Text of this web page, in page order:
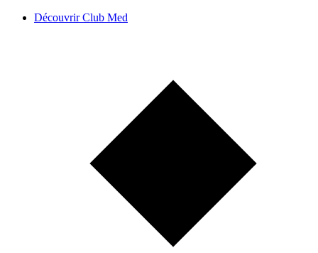
Découvrir Club Med